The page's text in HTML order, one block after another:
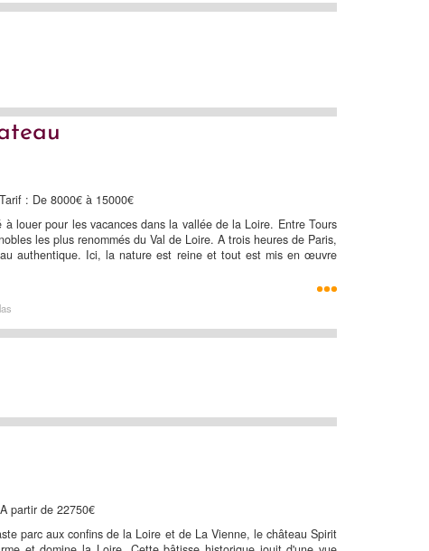
: De 8000€ à 15000€
louer pour les vacances dans la vallée de la Loire. Entre Tours
les plus renommés du Val de Loire. A trois heures de Paris,
authentique. Ici, la nature est reine et tout est mis en œuvre
partir de 22750€
parc aux confins de la Loire et de La Vienne, le château Spirit